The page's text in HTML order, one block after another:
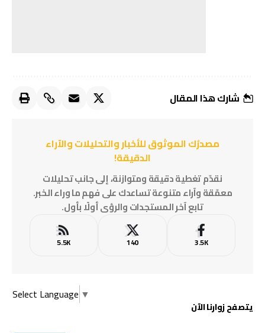
شارك هذا المقال
مصدرُك الموثوق للأخبار والتحليلات والآراء
الدقيقة!
نقدّم تغطية دقيقة ومتوازنة، إلى جانب تحليلات
معمّقة وآراء متنوعة تساعدك على فهم ما وراء الخبر.
تابع آخر المستجدات والرؤى أولًا بأول.
3.5K
140
5.5K
Select Language ▼
يتصفح زوارنا الآن